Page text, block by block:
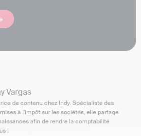
Vargas
de contenu chez Indy. Spécialiste des
à l'impôt sur les sociétés, elle partage
afin de rendre la comptabilité
!